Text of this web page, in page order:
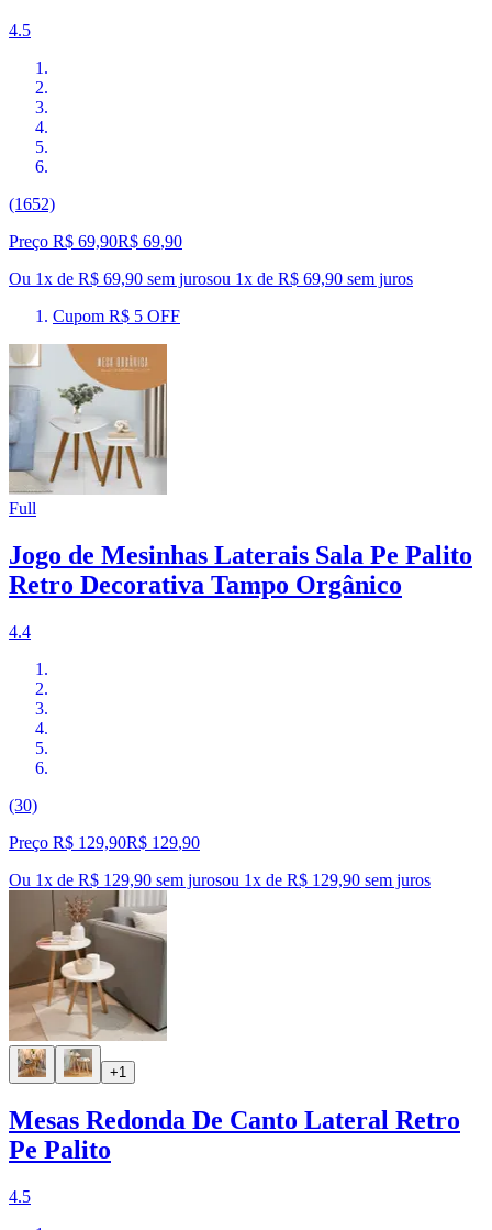
4.5
(1652)
Preço R$ 69,90R$ 69,90
Ou 1x de R$ 69,90 sem jurosou 1x de R$ 69,90 sem juros
Cupom R$ 5 OFF
Full
Jogo de Mesinhas Laterais Sala Pe Palito
Retro Decorativa Tampo Orgânico
4.4
(30)
Preço R$ 129,90R$ 129,90
Ou 1x de R$ 129,90 sem jurosou 1x de R$ 129,90 sem juros
+1
Mesas Redonda De Canto Lateral Retro
Pe Palito
4.5